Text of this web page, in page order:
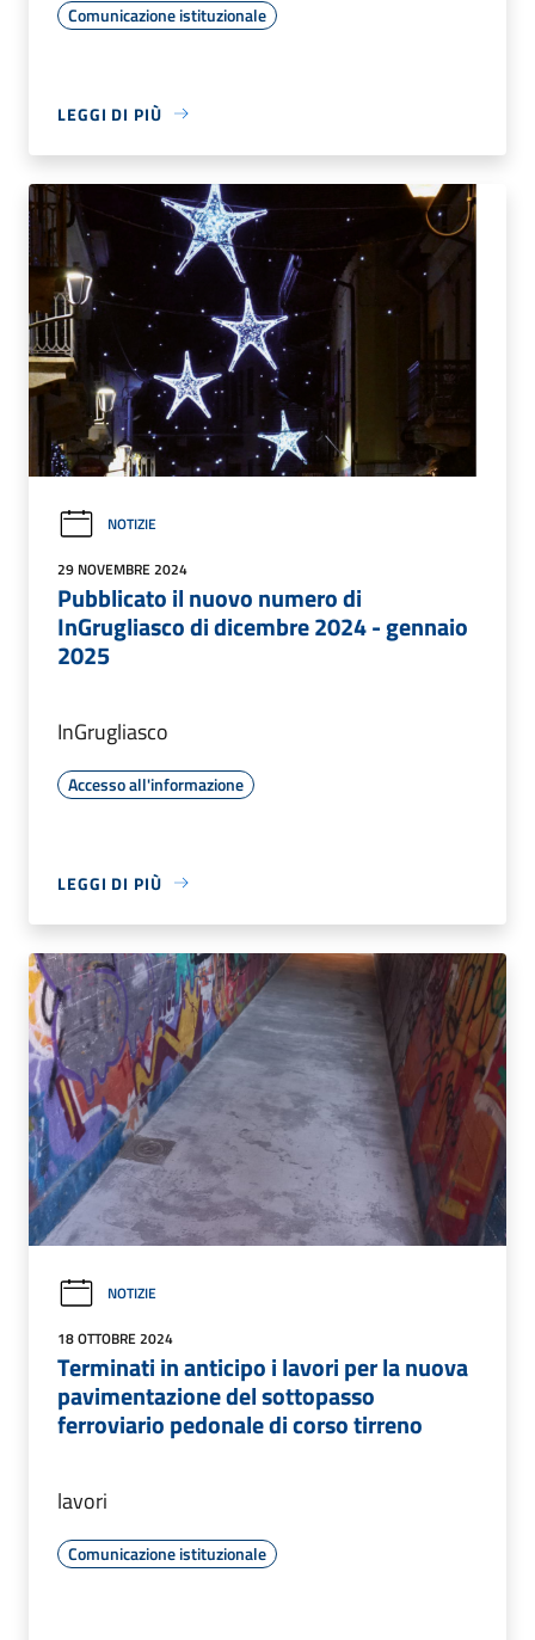
Comunicazione istituzionale
LEGGI DI PIÙ
NOTIZIE
29 NOVEMBRE 2024
Pubblicato il nuovo numero di
InGrugliasco di dicembre 2024 - gennaio
2025
InGrugliasco
Accesso all'informazione
LEGGI DI PIÙ
NOTIZIE
18 OTTOBRE 2024
Terminati in anticipo i lavori per la nuova
pavimentazione del sottopasso
ferroviario pedonale di corso tirreno
lavori
Comunicazione istituzionale